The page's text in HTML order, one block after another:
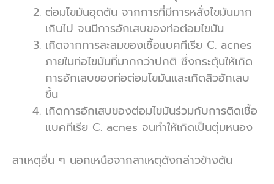
ต่อมไขมันอุดตัน จากการที่มีการหลั่งไขมันมาก
เกินไป จนมีการอักเสบของท่อต่อมไขมัน
เกิดจากการสะสมของเชื้อแบคทีเรีย C. acnes
ภายในท่อไขมันที่มากกว่าปกติ ซึ่งกระตุ้นให้เกิด
การอักเสบของท่อต่อมไขมันและเกิดสิวอักเสบ
ขึ้น
เกิดการอักเสบของต่อมไขมันร่วมกับการติดเชื้อ
แบคทีเรีย C. acnes จนทำให้เกิดเป็นตุ่มหนอง
สาเหตุอื่น ๆ นอกเหนือจากสาเหตุดังกล่าวข้างต้น